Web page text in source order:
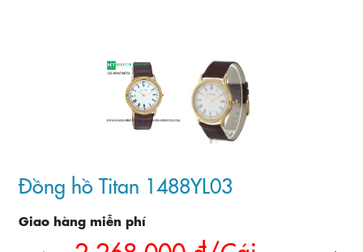
Đồng hồ Titan 1488YL03
Giao hàng miễn phí